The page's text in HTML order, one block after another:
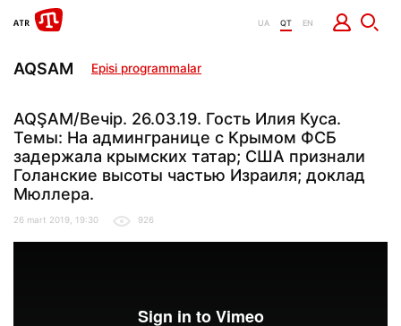
UA QT EN
AQSAM Episi programmalar
AQŞAM/Вечір. 26.03.19. Гость Илия Куса.
Темы: На админгранице с Крымом ФСБ
задержала крымских татар; США признали
Голанские высоты частью Израиля; доклад
Мюллера.
26 mart 2019, 19:30 926